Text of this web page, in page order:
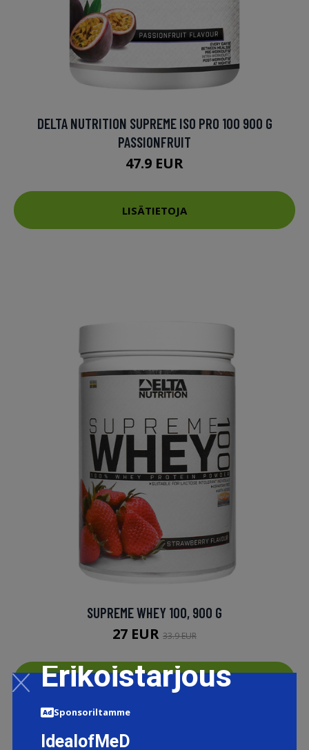
DELTA NUTRITION SUPREME ISO PRO 100 900 G
PASSIONFRUIT
47.9 EUR
LISÄTIETOJA
SUPREME WHEY 100, 900 G
27 EUR 33.9 EUR
LISÄTIETOJA
Erikoistarjous
Sponsoriltamme
IdealofMeD